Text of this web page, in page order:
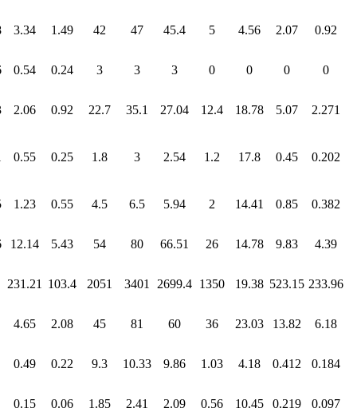
3.34 1.49 42 47 45.4 5 4.56 2.07 0.92
0.54 0.24 3 3 3 0 0 0 0
2.06 0.92 22.7 35.1 27.04 12.4 18.78 5.07 2.271
0.55 0.25 1.8 3 2.54 1.2 17.8 0.45 0.202
1.23 0.55 4.5 6.5 5.94 2 14.41 0.85 0.382
12.14 5.43 54 80 66.51 26 14.78 9.83 4.39
231.21 103.4 2051 3401 2699.4 1350 19.38 523.15 233.96
4.65 2.08 45 81 60 36 23.03 13.82 6.18
0.49 0.22 9.3 10.33 9.86 1.03 4.18 0.412 0.184
0.15 0.06 1.85 2.41 2.09 0.56 10.45 0.219 0.097